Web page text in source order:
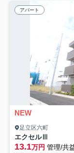
アパート
NEW
足立区六町
エクセルⅢ
13.1万円 管理/共